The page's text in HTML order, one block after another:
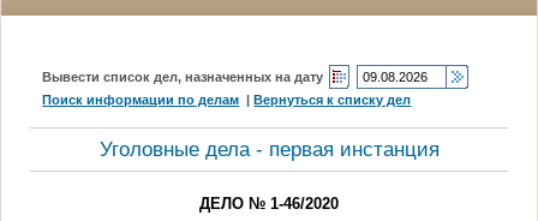
Вывести список дел, назначенных на дату
Поиск информации по делам |Вернуться к списку дел
Уголовные дела - первая инстанция
ДЕЛО № 1-46/2020